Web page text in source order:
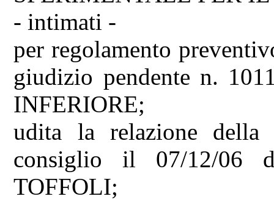
- intimati -
per regolamento
giudizio pendente n.
INFERIORE;
udita la relazione della
consiglio il 07/12/06
TOFFOLI;